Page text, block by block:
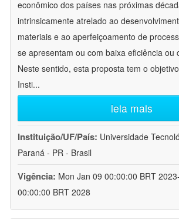
econômico dos países nas próximas
intrinsicamente atrelado ao
materiais e ao aperfeiçoamento de
se apresentam ou com baixa eficiência ou
Neste sentido, esta proposta tem o
Insti...
leia mais
Instituição/UF/País: Universidade
Paraná - PR - Brasil
Vigência: Mon Jan 09 00:00:00 BRT
00:00:00 BRT 2028